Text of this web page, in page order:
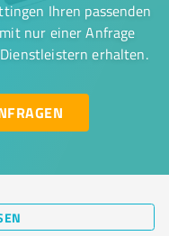
Ihren passenden
nur einer Anfrage
erhalten.